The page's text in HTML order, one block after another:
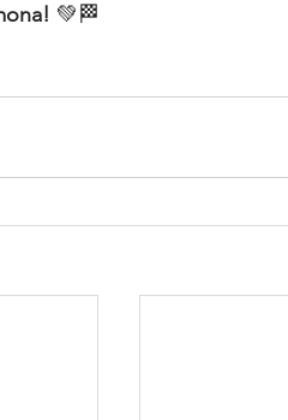
💚🏁